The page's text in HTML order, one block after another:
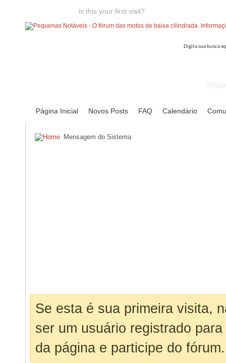
is this your first visit?
Página Inicial Novos Posts FAQ Calendário
Mensagem do Sistema
Se esta é sua primeira visita,
ser um usuário registrado
da página e participe do fórum.